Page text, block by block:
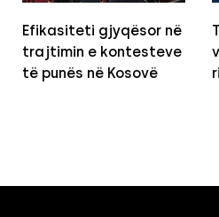
Efikasiteti gjyqësor në
trajtimin e kontesteve
të punës në Kosovë